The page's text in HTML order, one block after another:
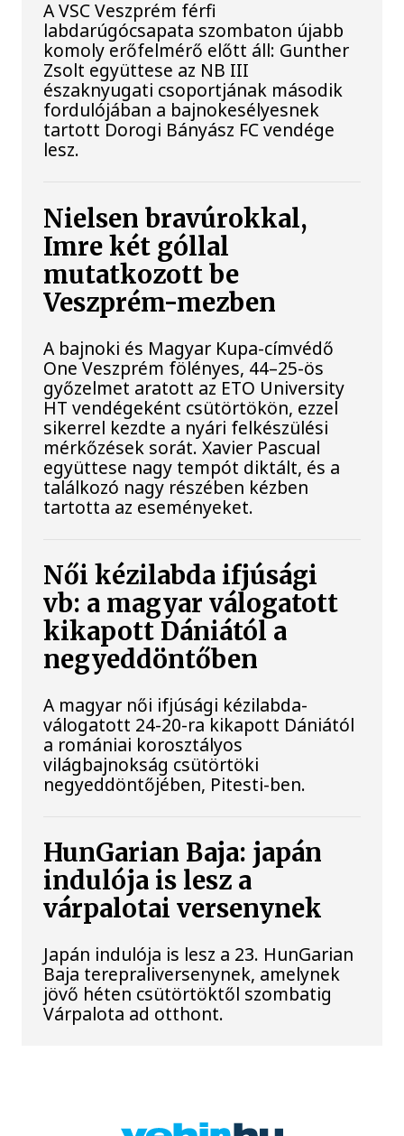
A VSC Veszprém férfi
labdarúgócsapata szombaton újabb
komoly erőfelmérő előtt áll: Gunther
Zsolt együttese az NB III
északnyugati csoportjának második
fordulójában a bajnokesélyesnek
tartott Dorogi Bányász FC vendége
lesz.
Nielsen bravúrokkal,
Imre két góllal
mutatkozott be
Veszprém-mezben
A bajnoki és Magyar Kupa-címvédő
One Veszprém fölényes, 44–25-ös
győzelmet aratott az ETO University
HT vendégeként csütörtökön, ezzel
sikerrel kezdte a nyári felkészülési
mérkőzések sorát. Xavier Pascual
együttese nagy tempót diktált, és a
találkozó nagy részében kézben
tartotta az eseményeket.
Női kézilabda ifjúsági
vb: a magyar válogatott
kikapott Dániától a
negyeddöntőben
A magyar női ifjúsági kézilabda-
válogatott 24-20-ra kikapott Dániától
a romániai korosztályos
világbajnokság csütörtöki
negyeddöntőjében, Pitesti-ben.
HunGarian Baja: japán
indulója is lesz a
várpalotai versenynek
Japán indulója is lesz a 23. HunGarian
Baja terepraliversenynek, amelynek
jövő héten csütörtöktől szombatig
Várpalota ad otthont.